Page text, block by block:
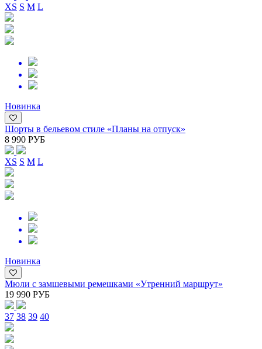
XS S M L
Новинка
Шорты в бельевом стиле «Планы на отпуск»
8 990 РУБ
XS S M L
Новинка
Мюли с замшевыми ремешками «Утренний маршрут»
19 990 РУБ
37 38 39 40